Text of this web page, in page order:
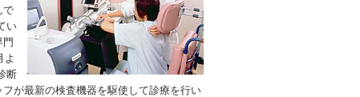
で
い
よ
断
が最新の検査機器を駆使して診療を行い